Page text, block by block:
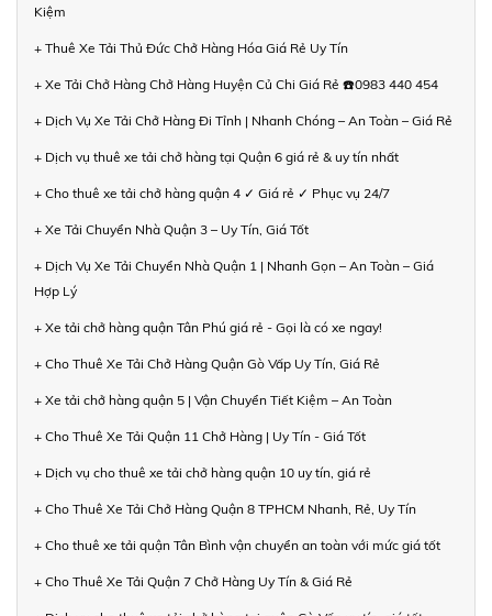
Kiệm
+ Thuê Xe Tải Thủ Đức Chở Hàng Hóa Giá Rẻ Uy Tín
+ Xe Tải Chở Hàng Chở Hàng Huyện Củ Chi Giá Rẻ ☎️0983 440 454
+ Dịch Vụ Xe Tải Chở Hàng Đi Tỉnh | Nhanh Chóng – An Toàn – Giá Rẻ
+ Dịch vụ thuê xe tải chở hàng tại Quận 6 giá rẻ & uy tín nhất
+ Cho thuê xe tải chở hàng quận 4 ✓ Giá rẻ ✓ Phục vụ 24/7
+ Xe Tải Chuyển Nhà Quận 3 – Uy Tín, Giá Tốt
+ Dịch Vụ Xe Tải Chuyển Nhà Quận 1 | Nhanh Gọn – An Toàn – Giá
Hợp Lý
+ Xe tải chở hàng quận Tân Phú giá rẻ - Gọi là có xe ngay!
+ Cho Thuê Xe Tải Chở Hàng Quận Gò Vấp Uy Tín, Giá Rẻ
+ Xe tải chở hàng quận 5 | Vận Chuyển Tiết Kiệm – An Toàn
+ Cho Thuê Xe Tải Quận 11 Chở Hàng | Uy Tín - Giá Tốt
+ Dịch vụ cho thuê xe tải chở hàng quận 10 uy tín, giá rẻ
+ Cho Thuê Xe Tải Chở Hàng Quận 8 TPHCM Nhanh, Rẻ, Uy Tín
+ Cho thuê xe tải quận Tân Bình vận chuyển an toàn với mức giá tốt
+ Cho Thuê Xe Tải Quận 7 Chở Hàng Uy Tín & Giá Rẻ